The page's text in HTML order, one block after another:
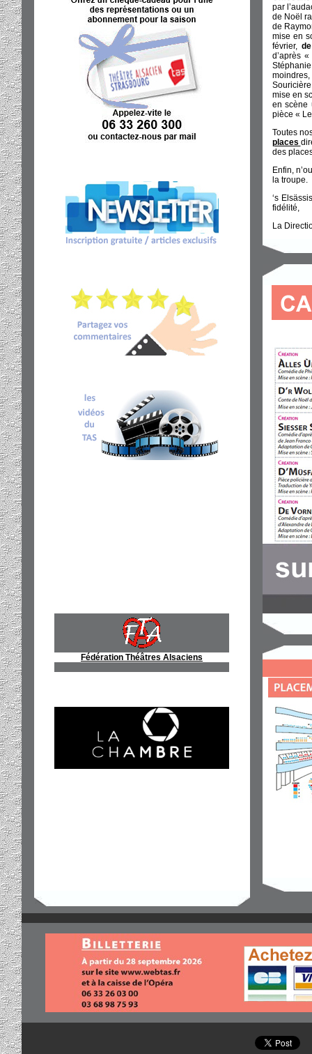
Fédération Théâtres Alsaciens
par
de Noël
de
mise en
février,
d’après
mise en
en scène
pièce «
Toutes
places
des
Enfin,
la troupe.
‘s
fidélité,
La